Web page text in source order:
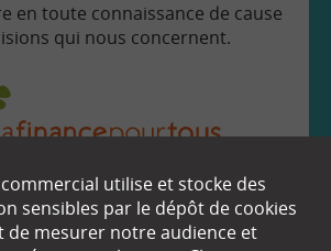
en toute connaissance de cause
qui nous concernent.
EN SAVOIR
utilise et stocke des
sensibles par le dépôt de cookies
de mesurer notre audience et